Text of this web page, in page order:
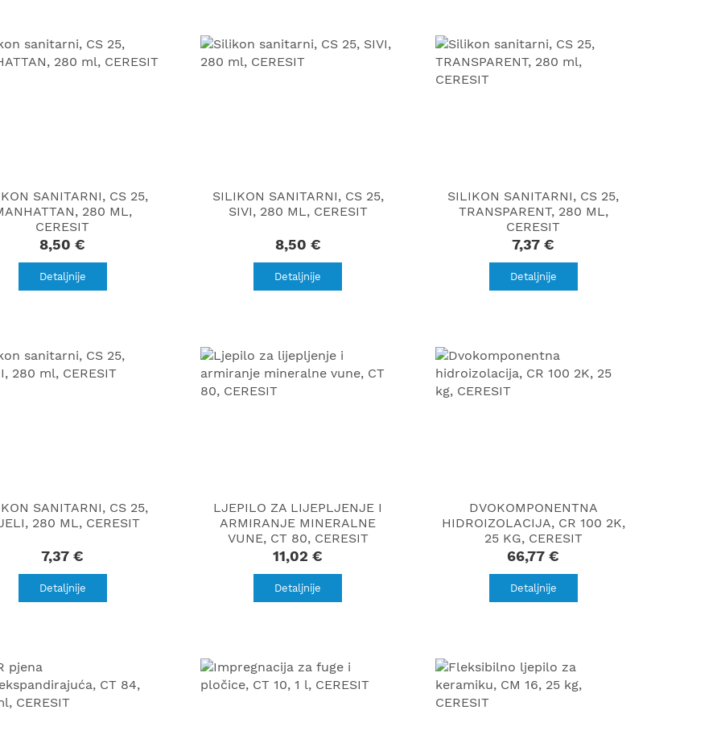
SANITARNI, CS 25,
280 ML,
CERESIT
8,50 €
Detaljnije
SILIKON SANITARNI, CS 25,
SIVI, 280 ML, CERESIT
8,50 €
Detaljnije
SILIKON SANITARNI, CS 25,
TRANSPARENT, 280 ML,
CERESIT
7,37 €
Detaljnije
SANITARNI, CS 25,
280 ML, CERESIT
7,37 €
Detaljnije
LJEPILO ZA LIJEPLJENJE I
ARMIRANJE MINERALNE
VUNE, CT 80, CERESIT
11,02 €
Detaljnije
DVOKOMPONENTNA
HIDROIZOLACIJA, CR 100 2K,
25 KG, CERESIT
66,77 €
Detaljnije